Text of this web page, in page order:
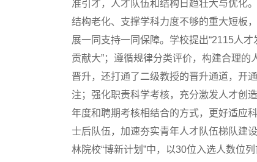
准引才，人才队伍和结构日趋壮大与优化
结构老化、支撑学科力度不够的重大短板
展一同支持一同保障。学校提出“2115人
贡献大”；遵循规律分类评价，构建合理的
晋升，还打通了二级教授的晋升通道，开
注；强化职责科学考核，充分激发人才创
年度和聘期考核相结合的方式，更好适应
士后队伍，加速夯实青年人才队伍梯队建
林院校“博新计划”中，以30位入选人数位